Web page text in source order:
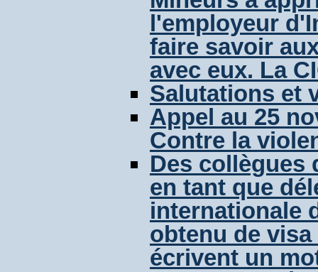
l'employeur
faire savoir
avec eux. La
Salutations et
Appel au 25
Contre la
Des collègues
en tant que
internationale
obtenu de
écrivent un